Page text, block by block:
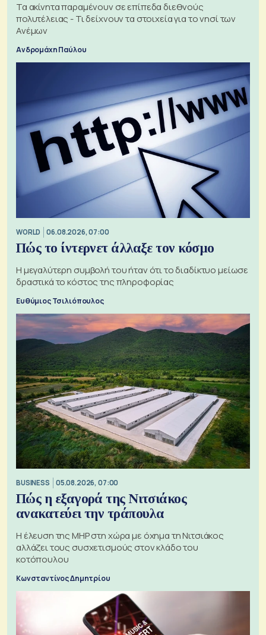
Τα ακίνητα παραμένουν σε επίπεδα διεθνούς
πολυτέλειας - Τι δείχνουν τα στοιχεία για το νησί των
Ανέμων
Ανδρομάχη Παύλου
WORLD 06.08.2026, 07:00
Πώς το ίντερνετ άλλαξε τον κόσμο
Η μεγαλύτερη συμβολή του ήταν ότι το διαδίκτυο μείωσε
δραστικά το κόστος της πληροφορίας
Ευθύμιος Τσιλιόπουλος
BUSINESS 05.08.2026, 07:00
Πώς η εξαγορά της Νιτσιάκος
ανακατεύει την τράπουλα
H έλευση της MHP στη χώρα με όχημα τη Νιτσιάκος
αλλάζει τους συσχετισμούς στον κλάδο του
κοτόπουλου
Κωνσταντίνος Δημητρίου